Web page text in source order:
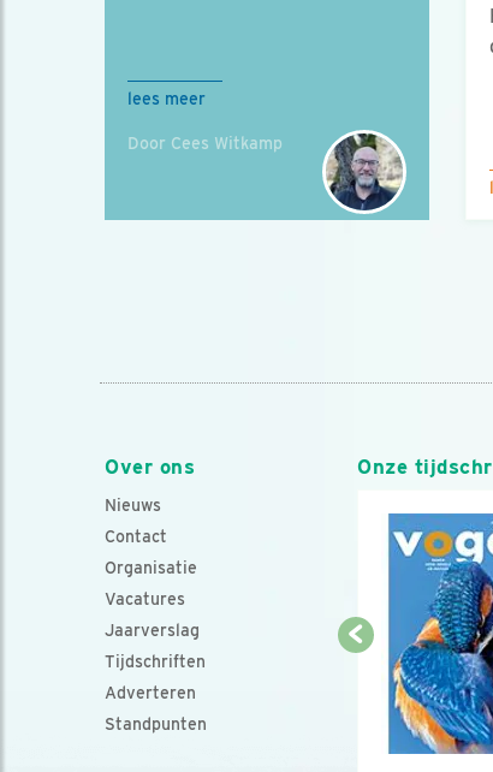
lees meer
Door Cees Witkamp
Over ons
Nieuws
Contact
Organisatie
Vacatures
Jaarverslag
Tijdschriften
Adverteren
Standpunten
Onze